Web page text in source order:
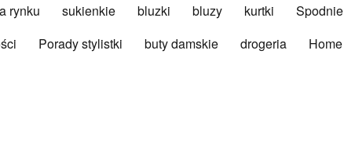
rynku sukienkie bluzki bluzy kurtki Spodnie
Porady stylistki buty damskie drogeria Home